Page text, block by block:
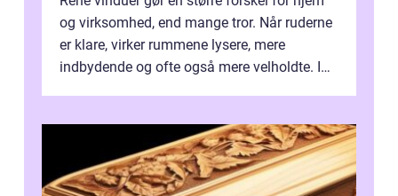
og virksomhed, end mange tror. Når ruderne
er klare, virker rummene lysere, mere
indbydende og ofte også mere velholdte. I